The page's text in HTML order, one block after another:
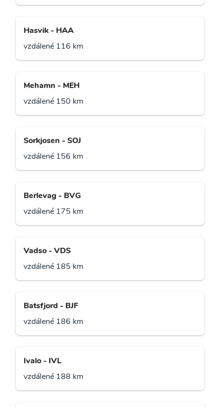
Hasvik - HAA
vzdálené 116 km
Mehamn - MEH
vzdálené 150 km
Sorkjosen - SOJ
vzdálené 156 km
Berlevag - BVG
vzdálené 175 km
Vadso - VDS
vzdálené 185 km
Batsfjord - BJF
vzdálené 186 km
Ivalo - IVL
vzdálené 188 km